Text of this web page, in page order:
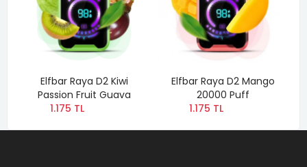
Elfbar Raya D2 Kiwi
Passion Fruit Guava
1.175 TL
Elfbar Raya D2 Mango
20000 Puff
1.175 TL